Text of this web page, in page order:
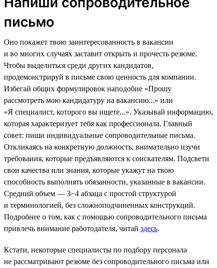
письмо
Оно покажет твою заинтересованность в вакансии
и во многих случаях заставит открыть и прочесть резюме.
Чтобы выделиться среди других кандидатов,
продемонстрируй в письме свою ценность для компании.
Избегай общих формулировок наподобие «Прошу
рассмотреть мою кандидатуру на вакансию...» или
«Я специалист, которого вы ищете...». Указывай информацию,
которая характеризует тебя как профессионала. Главный
совет: пиши индивидуальные сопроводительные письма.
Откликаясь на конкретную должность, внимательно изучи
требования, которые предъявляются к соискателям. Подсвети
свои качества или знания, которые укажут на твою
способность выполнять обязанности, указанные в вакансии.
Средний объем — 3−4 абзаца с простой структурой
и терминологией, без сложноподчиненных конструкций.
Подробнее о том, как с помощью сопроводительного письма
привлечь внимание работодателя, читай здесь.
Кстати, некоторые специалисты по подбору персонала
не рассматривают резюме без сопроводительного письма или